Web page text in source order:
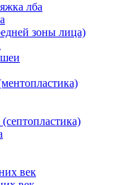
лба
зоны лица)
век